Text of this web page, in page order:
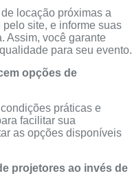
locação próximas a
pelo site, e informe suas
Assim, você garante
para seu evento.
opções de
práticas e
facilitar sua
as opções disponíveis
projetores ao invés de